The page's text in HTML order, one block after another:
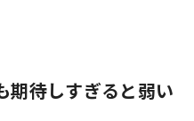
期待しすぎると弱い